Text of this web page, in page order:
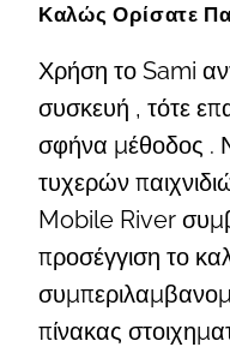
Καλώς Ορίσατε
Χρήση το Sami
συσκευή , τότε
σφήνα μέθοδος .
τυχερών
Mobile River
προσέγγιση το
πίνακας